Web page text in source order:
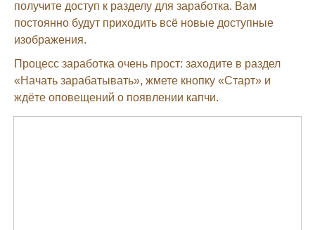
получите доступ к разделу для заработка. Вам
постоянно будут приходить всё новые доступные
изображения.
Процесс заработка очень прост: заходите в раздел
«Начать зарабатывать», жмете кнопку «Старт» и
ждёте оповещений о появлении капчи.